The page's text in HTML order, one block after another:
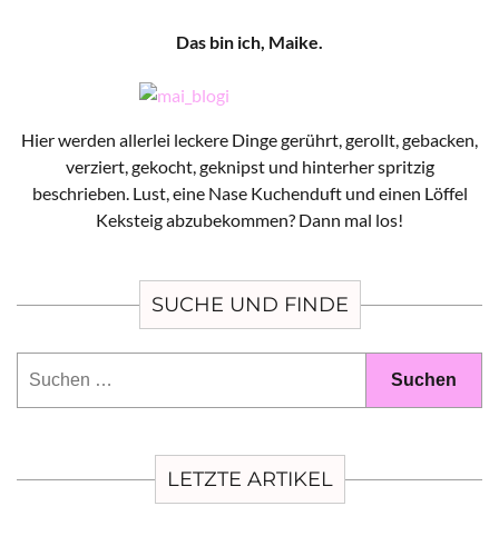
Das bin ich, Maike.
Hier werden allerlei leckere Dinge gerührt, gerollt, gebacken,
verziert, gekocht, geknipst und hinterher spritzig
beschrieben. Lust, eine Nase Kuchenduft und einen Löffel
Keksteig abzubekommen? Dann mal los!
SUCHE UND FINDE
LETZTE ARTIKEL